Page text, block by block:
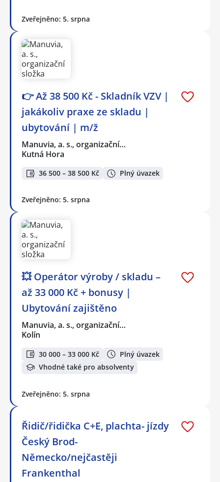
Zveřejněno: 5. srpna
👉 Až 38 500 Kč - Skladník VZV |
jakákoliv praxe ze skladu |
ubytování | m/ž
Manuvia, a. s., organizační…
Kutná Hora
36 500 – 38 500 Kč Plný úvazek
Zveřejněno: 5. srpna
💥 Operátor výroby / skladu –
až 33 000 Kč + bonusy |
Ubytování zajištěno
Manuvia, a. s., organizační…
Kolín
30 000 – 33 000 Kč
Plný úvazek
Vhodné také pro absolventy
Zveřejněno: 5. srpna
Řidič/řidička C+E, plachta- jízdy
Český Brod-
Německo/nejčastěji
Frankenthal